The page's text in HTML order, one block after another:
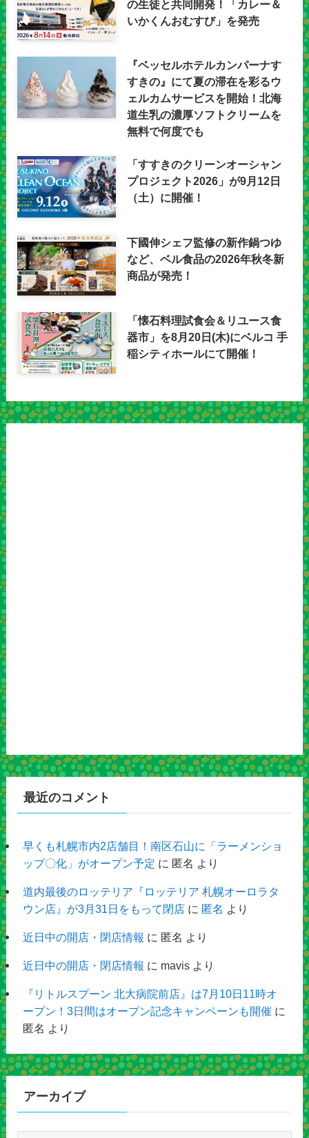
の生徒と共同開発！「カレー＆
いかくんおむすび」を発売
『ベッセルホテルカンパーナす
すきの』にて夏の滞在を彩るウ
ェルカムサービスを開始！北海
道生乳の濃厚ソフトクリームを
無料で何度でも
「すすきのクリーンオーシャン
プロジェクト2026」が9月12日
（土）に開催！
下國伸シェフ監修の新作鍋つゆ
など、ベル食品の2026年秋冬新
商品が発売！
「懐石料理試食会＆リユース食
器市」を8月20日(木)にベルコ 手
稲シティホールにて開催！
最近のコメント
早くも札幌市内2店舗目！南区石山に「ラーメンショ
ップ〇化」がオープン予定 に 匿名 より
道内最後のロッテリア『ロッテリア 札幌オーロラタ
ウン店』が3月31日をもって閉店に 匿名 より
近日中の開店・閉店情報 に 匿名 より
近日中の開店・閉店情報 に mavisより
『リトルスプーン 北大病院前店』は7月10日11時オ
ープン！3日間はオープン記念キャンペーンも開催 に
匿名 より
アーカイブ